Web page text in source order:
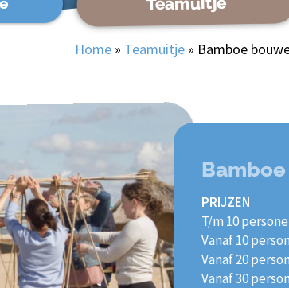
Home » Teamuitje » Bamboe
PRIJZEN
T/m 10
Vanaf 10
Vanaf 20
Vanaf 30